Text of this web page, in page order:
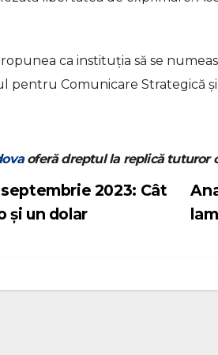
ca instituția să se
pentru Comunicare Strategică
oferă dreptul la replică tuturor
septembrie 2023: Cât
și un dolar